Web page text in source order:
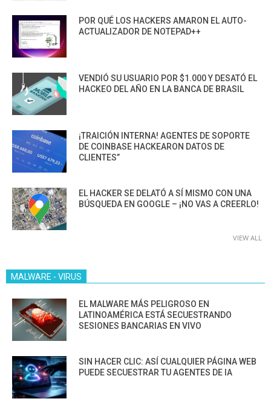
POR QUÉ LOS HACKERS AMARON EL AUTO-
ACTUALIZADOR DE NOTEPAD++
VENDIÓ SU USUARIO POR $1.000 Y DESATÓ EL
HACKEO DEL AÑO EN LA BANCA DE BRASIL
¡TRAICIÓN INTERNA! AGENTES DE SOPORTE
DE COINBASE HACKEARON DATOS DE
CLIENTES”
EL HACKER SE DELATÓ A SÍ MISMO CON UNA
BÚSQUEDA EN GOOGLE – ¡NO VAS A CREERLO!
VIEW ALL
MALWARE - VIRUS
EL MALWARE MÁS PELIGROSO EN
LATINOAMÉRICA ESTÁ SECUESTRANDO
SESIONES BANCARIAS EN VIVO
SIN HACER CLIC: ASÍ CUALQUIER PÁGINA WEB
PUEDE SECUESTRAR TU AGENTES DE IA